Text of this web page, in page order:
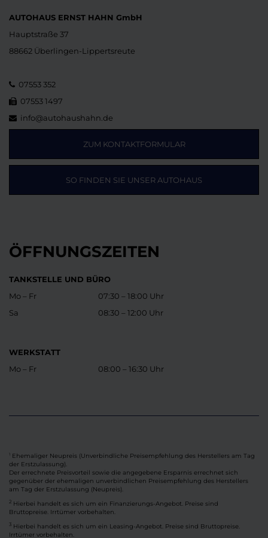
AUTOHAUS ERNST HAHN GmbH
Hauptstraße 37
88662 Überlingen-Lippertsreute
07553 352
07553 1497
info@autohaushahn.de
ZUM KONTAKTFORMULAR
SO FINDEN SIE UNSER AUTOHAUS
ÖFFNUNGSZEITEN
TANKSTELLE UND BÜRO
Mo – Fr
Sa
07:30 – 18:00 Uhr
08:30 – 12:00 Uhr
WERKSTATT
Mo – Fr
08:00 – 16:30 Uhr
Ehemaliger Neupreis (Unverbindliche Preisempfehlung des Herstellers am Tag
der Erstzulassung).
Der errechnete Preisvorteil sowie die angegebene Ersparnis errechnet sich
gegenüber der ehemaligen unverbindlichen Preisempfehlung des Herstellers
am Tag der Erstzulassung (Neupreis).
2 Hierbei handelt es sich um ein Finanzierungs-Angebot. Preise sind
Bruttopreise. Irrtümer vorbehalten.
3 Hierbei handelt es sich um ein Leasing-Angebot. Preise sind Bruttopreise.
Irrtümer vorbehalten.